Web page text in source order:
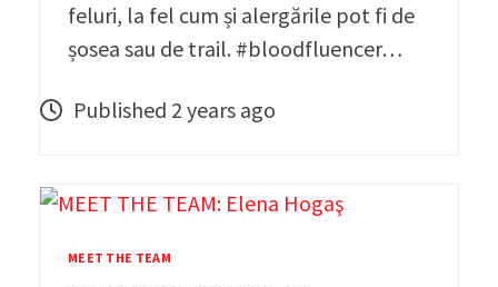
feluri, la fel cum și alergările pot fi de
șosea sau de trail. #bloodfluencer…
Published 2 years ago
MEET THE TEAM